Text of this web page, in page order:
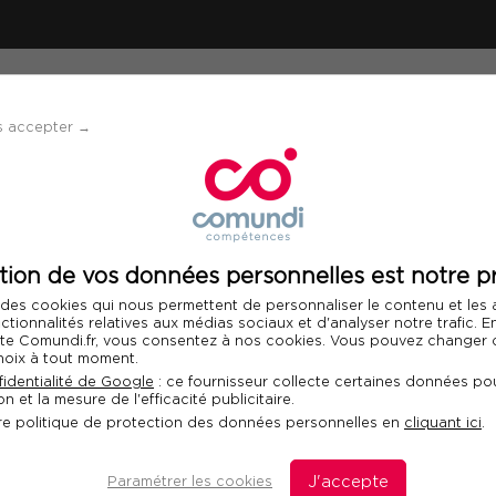
accepter →
de vos données personnelles est notre
cookies qui nous permettent de personnaliser le contenu et les
relatives aux médias sociaux et d'analyser notre trafic.
Comundi.fr, vous consentez à nos cookies. Vous pouvez changer
à tout moment.
de Google : ce fournisseur collecte certaines données
et la mesure de l'efficacité publicitaire.
politique de protection des données personnelles en cliquant ici.
Paramétrer les cookies J'accepte
Télécharger le programme
médias sociaux
business, stratégie de